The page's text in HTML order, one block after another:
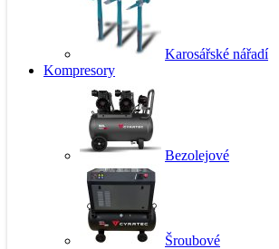
Karosářské nářadí
Kompresory
Bezolejové
Šroubové